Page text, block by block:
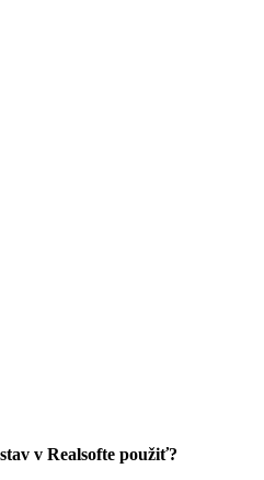
v Realsofte použiť?